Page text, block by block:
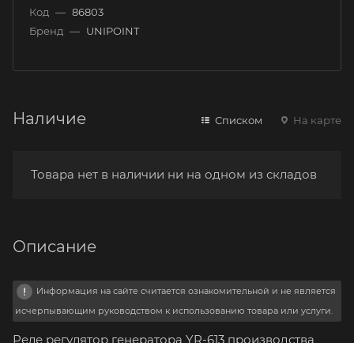
Код — 86803
Бренд — UNIPOINT
Наличие Списком На карте
Товара нет в наличии ни на одном из складов
Описание
Информация на сайте считается ознакомительной и не является
исчерпывающим руководством к использованию товара или услуги.
Реле регулятор генератора YR-613 производства